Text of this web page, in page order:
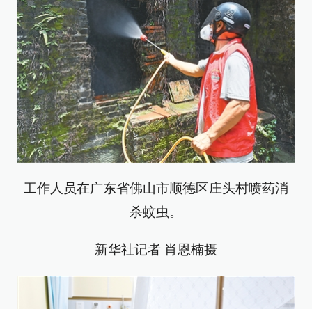
工作人员在广东省佛山市顺德区庄头村喷药消
杀蚊虫。
新华社记者 肖恩楠摄